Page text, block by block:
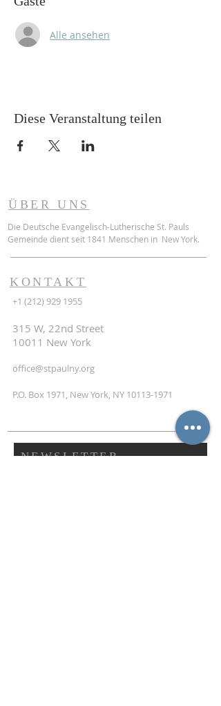
Alle ansehen
Diese Veranstaltung teilen
ÜBER UNS
Die Deutsche Evangelisch-Lutherische St. Pauls
Gemeinde dient seit 1841 Menschen in New York.
KONTAKT
+1 (212) 929 1955
315 W, 22nd Street
10011 New York
office@stpaulny.org
P.O. Box 1971, New York, NY 10113-1971
NEWSLETTER